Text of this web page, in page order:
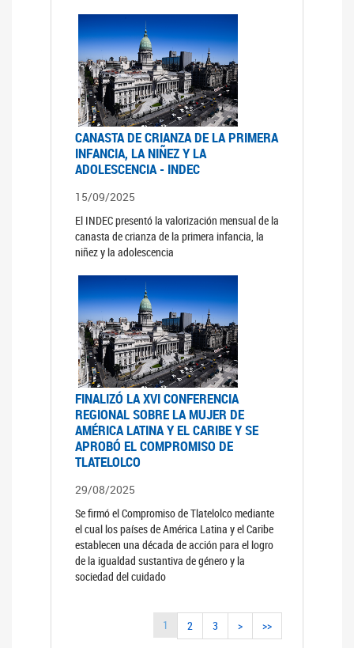
CANASTA DE CRIANZA DE LA PRIMERA
INFANCIA, LA NIÑEZ Y LA
ADOLESCENCIA - INDEC
15/09/2025
El INDEC presentó la valorización mensual de la
canasta de crianza de la primera infancia, la
niñez y la adolescencia
FINALIZÓ LA XVI CONFERENCIA
REGIONAL SOBRE LA MUJER DE
AMÉRICA LATINA Y EL CARIBE Y SE
APROBÓ EL COMPROMISO DE
TLATELOLCO
29/08/2025
Se firmó el Compromiso de Tlatelolco mediante
el cual los países de América Latina y el Caribe
establecen una década de acción para el logro
de la igualdad sustantiva de género y la
sociedad del cuidado
1 2 3 > >>